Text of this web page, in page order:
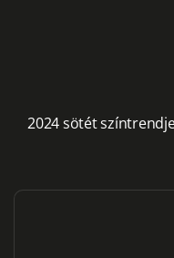
2024 sötét